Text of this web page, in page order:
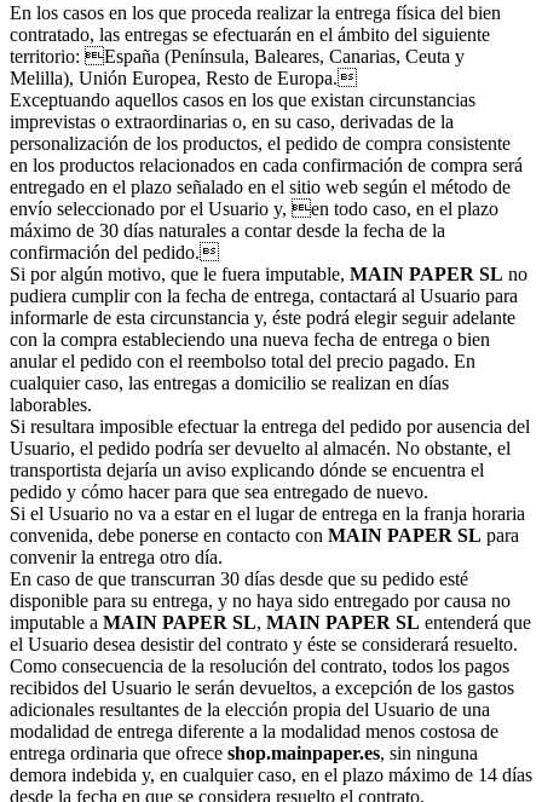
En los casos en los que proceda realizar la entrega física del bien
contratado, las entregas se efectuarán en el ámbito del siguiente
territorio: España (Península, Baleares, Canarias, Ceuta y
Melilla), Unión Europea, Resto de Europa.
Exceptuando aquellos casos en los que existan circunstancias
imprevistas o extraordinarias o, en su caso, derivadas de la
personalización de los productos, el pedido de compra consistente
en los productos relacionados en cada confirmación de compra será
entregado en el plazo señalado en el sitio web según el método de
envío seleccionado por el Usuario y, en todo caso, en el plazo
máximo de 30 días naturales a contar desde la fecha de la
confirmación del pedido.
Si por algún motivo, que le fuera imputable, MAIN PAPER SL no
pudiera cumplir con la fecha de entrega, contactará al Usuario para
informarle de esta circunstancia y, éste podrá elegir seguir adelante
con la compra estableciendo una nueva fecha de entrega o bien
anular el pedido con el reembolso total del precio pagado. En
cualquier caso, las entregas a domicilio se realizan en días
laborables.
Si resultara imposible efectuar la entrega del pedido por ausencia del
Usuario, el pedido podría ser devuelto al almacén. No obstante, el
transportista dejaría un aviso explicando dónde se encuentra el
pedido y cómo hacer para que sea entregado de nuevo.
Si el Usuario no va a estar en el lugar de entrega en la franja horaria
convenida, debe ponerse en contacto con MAIN PAPER SL para
convenir la entrega otro día.
En caso de que transcurran 30 días desde que su pedido esté
disponible para su entrega, y no haya sido entregado por causa no
imputable a MAIN PAPER SL, MAIN PAPER SL entenderá que
el Usuario desea desistir del contrato y éste se considerará resuelto.
Como consecuencia de la resolución del contrato, todos los pagos
recibidos del Usuario le serán devueltos, a excepción de los gastos
adicionales resultantes de la elección propia del Usuario de una
modalidad de entrega diferente a la modalidad menos costosa de
entrega ordinaria que ofrece shop.mainpaper.es, sin ninguna
demora indebida y, en cualquier caso, en el plazo máximo de 14 días
desde la fecha en que se considera resuelto el contrato.